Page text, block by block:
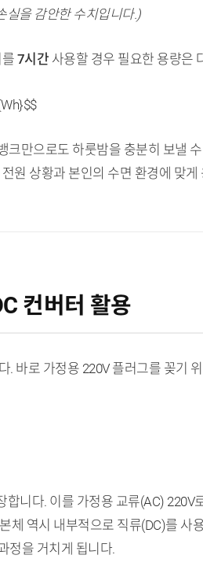
실을 감안한 수치입니다.)
7시간 사용할 경우 필요한 용량은
크만으로도 하룻밤을 충분히 보낼
원 상황과 본인의 수면 환경에 맞
컨버터 활용
바로 가정용 220V 플러그를 꽂기
니다. 이를 가정용 교류(AC)
체 역시 내부적으로 직류(DC)를
정을 거치게 됩니다.